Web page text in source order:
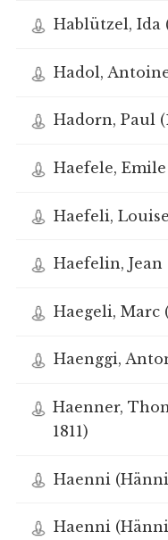
Hablützel, Ida
Hadol,
Hadorn, Paul
Haefele, Emile
Haefeli, Louise
Haefelin, Jean
Haegeli, Marc
Haenggi,
Haenner,
1811)
Haenni
Haenni